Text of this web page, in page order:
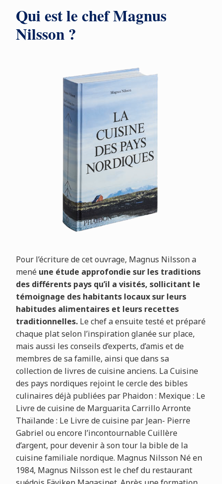
Qui est le chef Magnus
Nilsson ?
Pour l’écriture de cet ouvrage, Magnus Nilsson a
mené une étude approfondie sur les traditions
des différents pays qu’il a visités, sollicitant le
témoignage des habitants locaux sur leurs
habitudes alimentaires et leurs recettes
traditionnelles.Le chef a ensuite testé et préparé
chaque plat selon l’inspiration glanée sur place,
mais aussi les conseils d’experts, d’amis et de
membres de sa famille, ainsi que dans sa
collection de livres de cuisine anciens. La Cuisine
des pays nordiques rejoint le cercle des bibles
culinaires déjà publiées par Phaidon : Mexique : Le
Livre de cuisine de Marguarita Carrillo Arronte
Thaïlande : Le Livre de cuisine par Jean- Pierre
Gabriel ou encore l’incontournable Cuillère
d’argent, pour devenir à son tour la bible de la
cuisine familiale nordique. Magnus Nilsson Né en
1984, Magnus Nilsson est le chef du restaurant